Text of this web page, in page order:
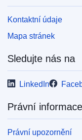
Kontaktní údaje
Mapa stránek
Sledujte nás na
LinkedIn
Právní informace
Právní upozornění